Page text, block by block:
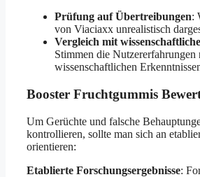
Prüfung auf Übertreibungen:
von Viaciaxx unrealistisch
Vergleich mit
Stimmen die Nutzererfahrungen
wissenschaftlichen
Booster Fruchtgummis
Um Gerüchte und falsche
kontrollieren, sollte man sich an
orientieren:
Etablierte Forschungsergebnisse: